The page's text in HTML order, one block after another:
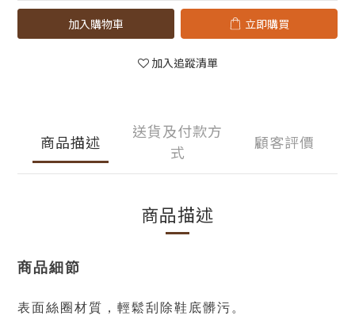
加入購物車 立即購買
加入追蹤清單
商品描述
送貨及付款方
式
顧客評價
商品描述
商品細節
表面絲圈材質，輕鬆刮除鞋底髒污。